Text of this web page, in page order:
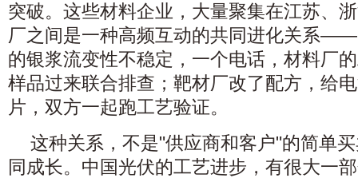
突破。这些材料企业，大量聚集在江苏、
厂之间是一种高频互动的共同进化关系
的银浆流变性不稳定，一个电话，材料厂
样品过来联合排查；靶材厂改了配方，给
片，双方一起跑工艺验证。
这种关系，不是"供应商和客户"的简单
同成长。中国光伏的工艺进步，有很大一